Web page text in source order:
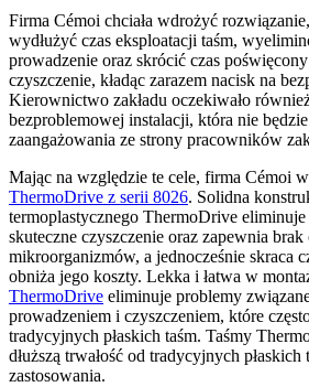
Firma Cémoi chciała wdrożyć
wydłużyć czas eksploatacji taśm,
prowadzenie oraz skrócić czas
czyszczenie, kładąc zarazem nacisk na
Kierownictwo zakładu oczekiwało
bezproblemowej instalacji, która nie
zaangażowania ze strony pracowników
Mając na względzie te cele, firma Cémoi
ThermoDrive z serii 8026. Solidna
termoplastycznego ThermoDrive
skuteczne czyszczenie oraz zapewnia brak
mikroorganizmów, a jednocześnie skraca
obniża jego koszty. Lekka i łatwa w
ThermoDrive eliminuje problemy
prowadzeniem i czyszczeniem, które
tradycyjnych płaskich taśm. Taśmy
dłuższą trwałość od tradycyjnych
zastosowania.